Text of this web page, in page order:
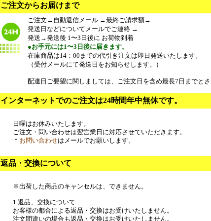
ご注文からお届けまで
ご注文→自動返信メール →最終ご請求額→
発送日などについてメールでご連絡 →
発送→発送後 1〜3日後に お荷物到着
●お手元には1〜3日後に届きます。
在庫商品は14：00までの代引き注文は即日発送いたします。
（受付メールにて発送日をお知らせします。）
配達日ご要望に関しましては、ご注文日を含め最長7日までとさ
インターネットでのご注文は24時間年中無休です。
日曜はお休みいたします。
ご注文・問い合わせは翌営業日に対応させていただきます。
＊ お問い合わせはメールでお願いします。
返品・交換について
※出荷した商品のキャンセルは、できません。
1.返品、交換について
お客様の都合による返品・交換はお受けいたしません。
注文間違いの場合も返品・交換はお受けいたしません。